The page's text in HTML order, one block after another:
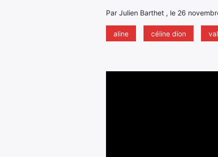
Par Julien Barthet , le 26
aline céline dion